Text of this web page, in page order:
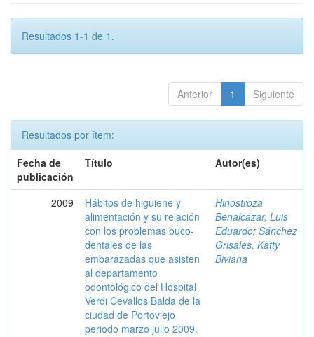
Resultados 1-1 de 1.
Anterior 1 Siguiente
Resultados por ítem:
Fecha de
publicación
Título Autor(es)
2009
Hábitos de higuiene y
alimentación y su relación
con los problemas buco-
dentales de las
embarazadas que asisten
al departamento
odontológico del Hospital
Verdi Cevallos Balda de la
ciudad de Portoviejo
periodo marzo julio 2009.
Hinostroza
Benalcázar, Luis
Eduardo; Sánchez
Grisales, Katty
Biviana